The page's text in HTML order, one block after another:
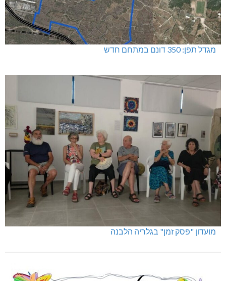
מגדל תפן: 350 דונם במתחם חדש
מועדון "פסק זמן" בגלריה הלבנה